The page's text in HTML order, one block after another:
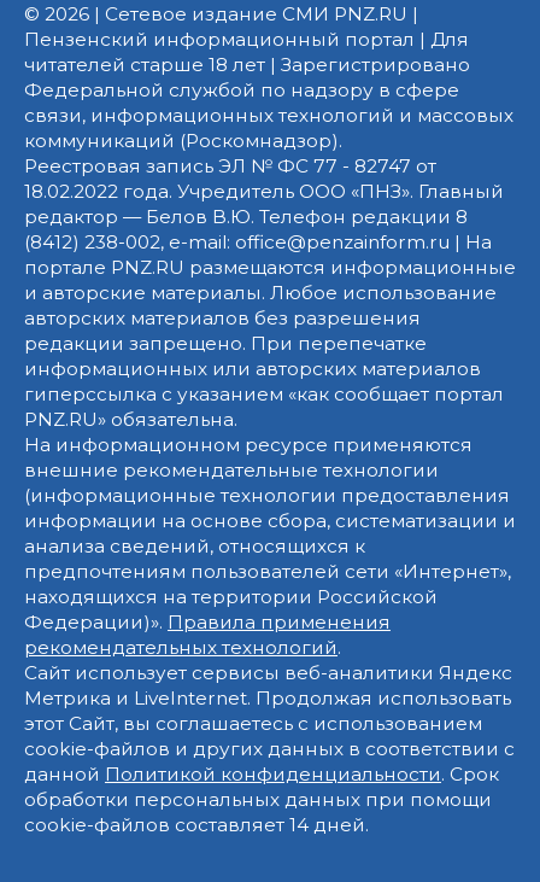
© 2026 | Сетевое издание СМИ PNZ.RU |
Пензенский информационный портал | Для
читателей старше 18 лет | Зарегистрировано
Федеральной службой по надзору в сфере
связи, информационных технологий и массовых
коммуникаций (Роскомнадзор).
Реестровая запись ЭЛ № ФС 77 - 82747 от
18.02.2022 года. Учредитель ООО «ПНЗ». Главный
редактор — Белов В.Ю. Телефон редакции 8
(8412) 238-002, e-mail: office@penzainform.ru | На
портале PNZ.RU размещаются информационные
и авторские материалы. Любое использование
авторских материалов без разрешения
редакции запрещено. При перепечатке
информационных или авторских материалов
гиперссылка с указанием «как сообщает портал
PNZ.RU» обязательна.
На информационном ресурсе применяются
внешние рекомендательные технологии
(информационные технологии предоставления
информации на основе сбора, систематизации и
анализа сведений, относящихся к
предпочтениям пользователей сети «Интернет»,
находящихся на территории Российской
Федерации)». Правила применения
рекомендательных технологий.
Сайт использует сервисы веб-аналитики Яндекс
Метрика и LiveInternet. Продолжая использовать
этот Сайт, вы соглашаетесь с использованием
cookie-файлов и других данных в соответствии с
данной Политикой конфиденциальности. Срок
обработки персональных данных при помощи
cookie-файлов составляет 14 дней.